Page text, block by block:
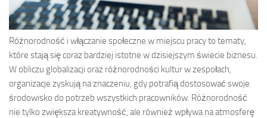
Różnorodność i włączanie społeczne w miejscu pracy to tematy,
które stają się coraz bardziej istotne w dzisiejszym świecie biznesu.
W obliczu globalizacji oraz różnorodności kultur w zespołach,
organizacje zyskują na znaczeniu, gdy potrafią dostosować swoje
środowisko do potrzeb wszystkich pracowników. Różnorodność
nie tylko zwiększa kreatywność, ale również wpływa na atmosferę